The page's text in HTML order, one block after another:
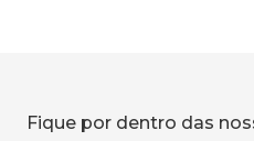
Fique por dentro das